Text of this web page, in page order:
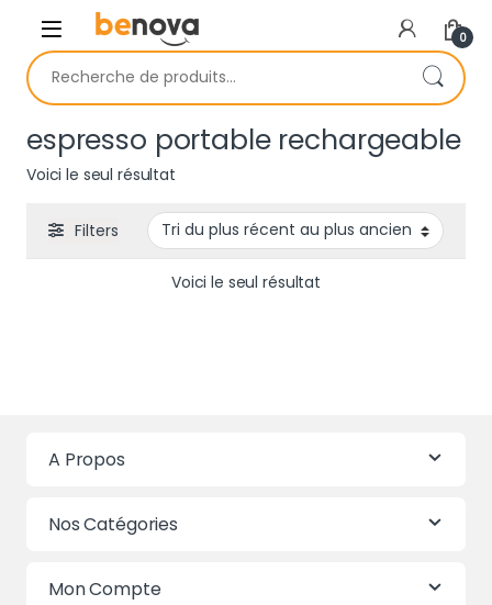
Skip to navigation
Skip to content
0
Recherche pour :
espresso portable rechargeable
Voici le seul résultat
Filters
Voici le seul résultat
A Propos
Nos Catégories
Mon Compte